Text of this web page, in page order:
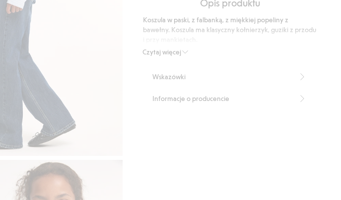
4
głosów
Opis produktu
Czytaj więcej
Koszula w paski, z falbanką, z miękkiej popeliny z
bawełny. Koszula ma klasyczny kołnierzyk, guziki z przodu
Numer artykułu
Wskazówki
Informacje o producencie